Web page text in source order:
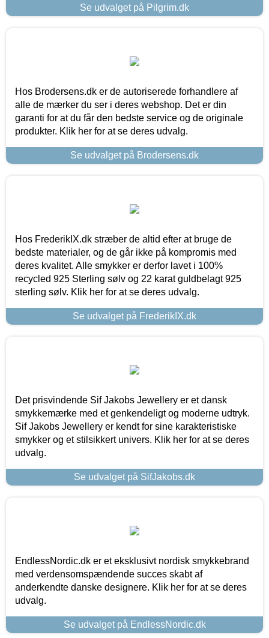
Se udvalget på Pilgrim.dk
Hos Brodersens.dk er de autoriserede forhandlere af
alle de mærker du ser i deres webshop. Det er din
garanti for at du får den bedste service og de originale
produkter. Klik her for at se deres udvalg.
Se udvalget på Brodersens.dk
Hos FrederikIX.dk stræber de altid efter at bruge de
bedste materialer, og de går ikke på kompromis med
deres kvalitet. Alle smykker er derfor lavet i 100%
recycled 925 Sterling sølv og 22 karat guldbelagt 925
sterling sølv. Klik her for at se deres udvalg.
Se udvalget på FrederikIX.dk
Det prisvindende Sif Jakobs Jewellery er et dansk
smykkemærke med et genkendeligt og moderne udtryk.
Sif Jakobs Jewellery er kendt for sine karakteristiske
smykker og et stilsikkert univers. Klik her for at se deres
udvalg.
Se udvalget på SifJakobs.dk
EndlessNordic.dk er et eksklusivt nordisk smykkebrand
med verdensomspændende succes skabt af
anderkendte danske designere. Klik her for at se deres
udvalg.
Se udvalget på EndlessNordic.dk